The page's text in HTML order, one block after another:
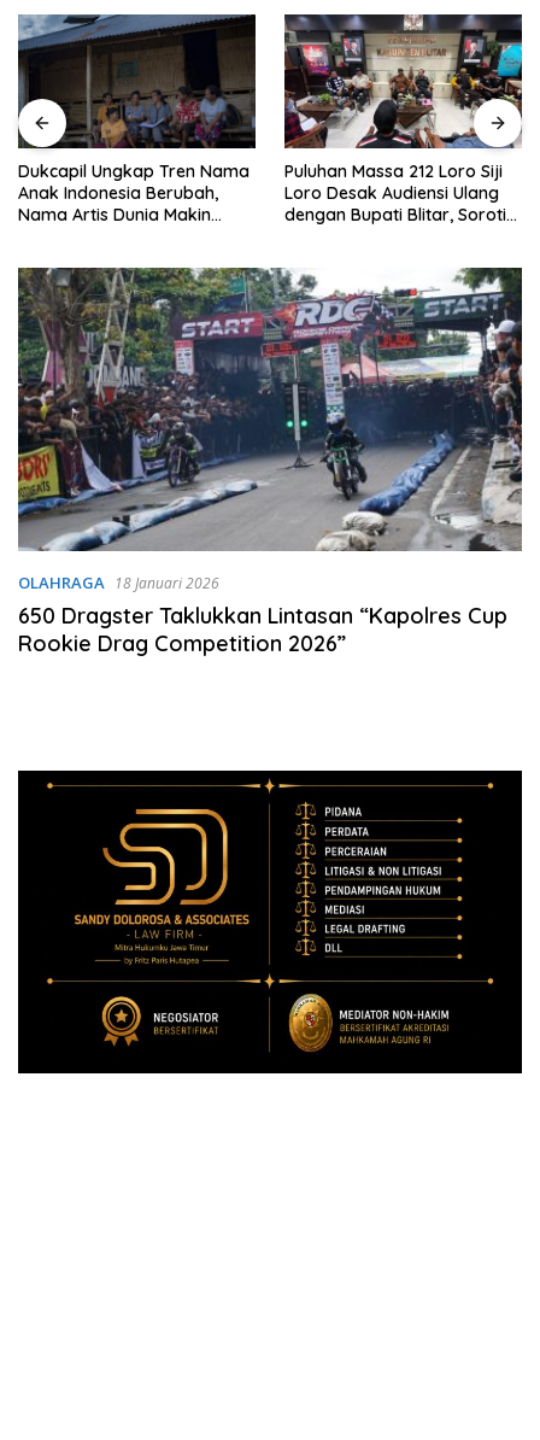
Dukcapil Ungkap Tren Nama
Anak Indonesia Berubah,
Nama Artis Dunia Makin
Puluhan Massa 212 Loro Siji
Loro Desak Audiensi Ulang
dengan Bupati Blitar, Soroti
OLAHRAGA 18 Januari 2026
650 Dragster Taklukkan Lintasan “Kapolres Cup
Rookie Drag Competition 2026”